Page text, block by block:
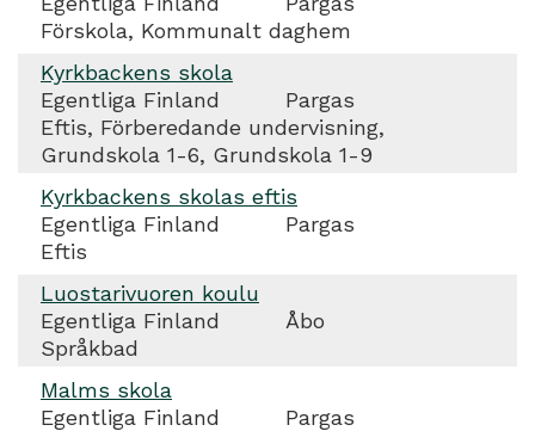
Förskola, Kommunalt daghem
Kyrkbackens skola
Egentliga Finland
Pargas
Eftis, Förberedande undervisning,
Grundskola 1-6, Grundskola 1-9
Kyrkbackens skolas eftis
Egentliga Finland
Pargas
Eftis
Luostarivuoren koulu
Egentliga Finland
Åbo
Språkbad
Malms skola
Egentliga Finland
Pargas